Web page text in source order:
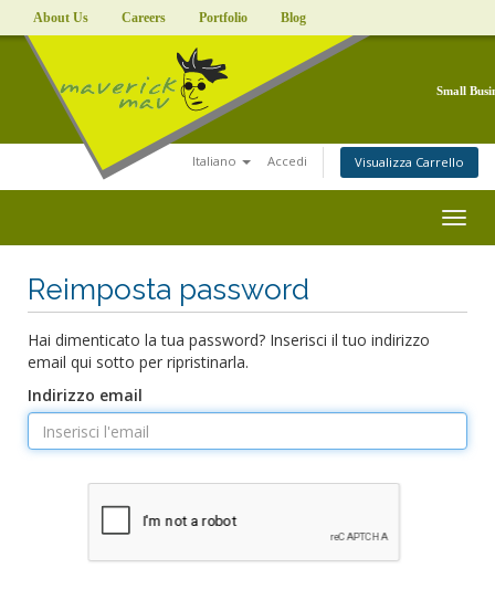
About Us Careers Portfolio Blog
Small
Italiano Accedi Visualizza Carrello
Reimposta password
Hai dimenticato la tua password? Inserisci il tuo indirizzo
email qui sotto per ripristinarla.
Indirizzo email